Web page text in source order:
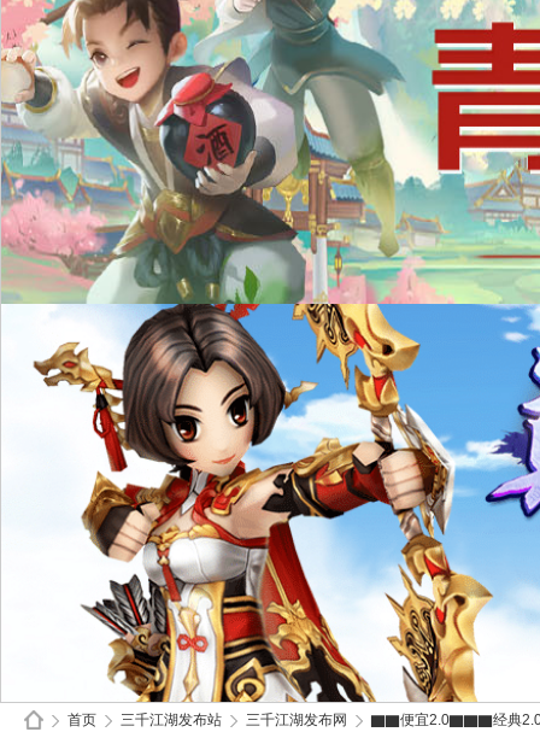
首页 三千江湖发布站 三千江湖发布网 ▇▇便宜2.0▇▇▇经典2.0